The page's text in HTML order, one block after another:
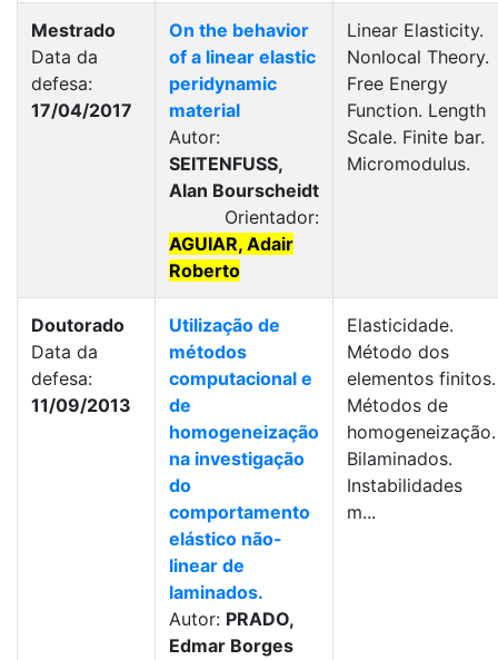
Mestrado
Data da
defesa:
17/04/2017
On the behavior
of a linear elastic
peridynamic
material
Autor:
SEITENFUSS,
Alan Bourscheidt
Orientador:
AGUIAR, Adair
Roberto
Linear Elasticity.
Nonlocal Theory.
Free Energy
Function. Length
Scale. Finite bar.
Micromodulus.
Doutorado
Data da
defesa:
11/09/2013
Utilização de
métodos
computacional e
de
homogeneização
na investigação
do
comportamento
elástico não-
linear de
laminados.
Autor: PRADO,
Edmar Borges
Elasticidade.
Método dos
elementos finitos.
Métodos de
homogeneização.
Bilaminados.
Instabilidades
m...